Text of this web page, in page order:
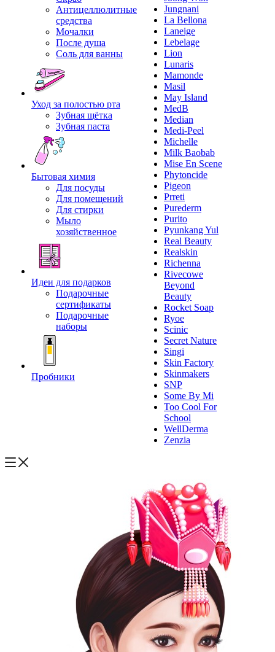
Антицеллюлитные
средства
Мочалки
После душа
Соль для ванны
Уход за полостью рта
Зубная щётка
Зубная паста
Бытовая химия
Для посуды
Для помещений
Для стирки
Мыло
хозяйственное
Идеи для подарков
Подарочные
сертификаты
Подарочные
наборы
Пробники
Jungnani
La Bellona
Laneige
Lebelage
Lion
Lunaris
Mamonde
Masil
May Island
MedB
Median
Medi-Peel
Michelle
Milk Baobab
Mise En Scene
Phytoncide
Pigeon
Prreti
Purederm
Purito
Pyunkang Yul
Real Beauty
Realskin
Richenna
Rivecowe
Beyond
Beauty
Rocket Soap
Ryoe
Scinic
Secret Nature
Singi
Skin Factory
Skinmakers
SNP
Some By Mi
Too Cool For
School
WellDerma
Zenzia